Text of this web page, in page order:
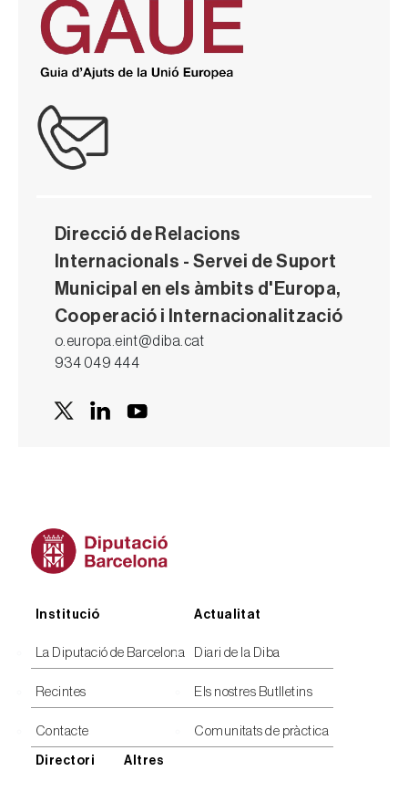
Direcció de Relacions
Internacionals - Servei de Suport
Municipal en els àmbits d'Europa,
Cooperació i Internacionalització
o.europa.eint@diba.cat
934 049 444
Peu
Institució
La Diputació de Barcelona
Recintes
Contacte
Actualitat
Diari de la Diba
Els nostres Butlletins
Comunitats de pràctica
Directori Altres